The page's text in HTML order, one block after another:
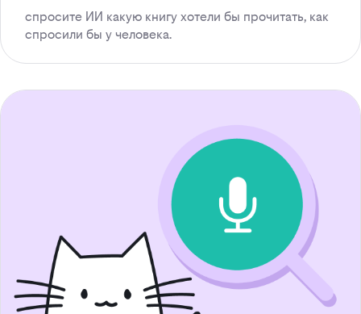
спросите ИИ какую книгу хотели бы прочитать, как
спросили бы у человека.